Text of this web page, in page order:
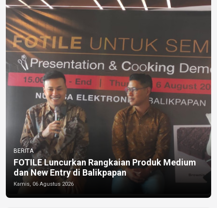
BERITA
FOTILE Luncurkan Rangkaian Produk Medium
dan New Entry di Balikpapan
Kamis, 06 Agustus 2026